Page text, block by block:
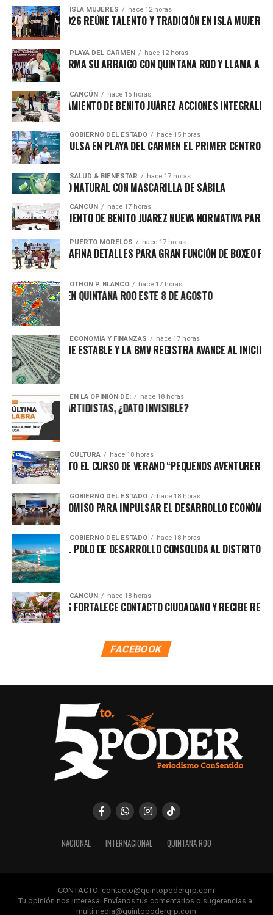
ISLA MUJERES hace 12 horas
ISLEÑO 2026 REÚNE TALENTO Y TRADICIÓN EN ISLA MUJERES
PLAYA DEL CARMEN hace 12 horas
MARÍN REAFIRMA SU ARRAIGO CON QUINTANA ROO Y LLAMA A
CANCÚN hace 15 horas
AYUNTAMIENTO DE BENITO JUÁREZ ACCIONES INTEGRALES
GOBIERNO DEL ESTADO hace 15 horas
LEZAMA IMPULSA EN PLAYA DEL CARMEN EL PRIMER CENTRO
SALUD & BIENESTAR hace 17 horas
NATURAL CON MASCARILLA DE SÁBILA
CANCÚN hace 17 horas
AYUNTAMIENTO DE BENITO JUÁREZ NUEVA NORMATIVA PARA
PUERTO MORELOS hace 17 horas
MORELOS AFINA DETALLES PARA GRAN FUNCIÓN DE BOXEO
OTHON P. BLANCO hace 17 horas
SOFOCANTE EN QUINTANA ROO ESTE 8 DE AGOSTO
ECONOMÍA Y FINANZAS hace 17 horas
SE MANTIENE ESTABLE Y LA BMV REGISTRA AVANCE AL INICIO
EN LA OPINIÓN DE: hace 18 horas
MILITANTES PARTIDISTAS, ¿DATO INVISIBLE?
CULTURA hace 18 horas
CON ÉXITO EL CURSO DE VERANO “PEQUEÑOS
GOBIERNO DEL ESTADO hace 18 horas
FIDEICOMISO PARA IMPULSAR EL DESARROLLO ECONÓMICO
GOBIERNO DEL ESTADO hace 18 horas
DEL POLO DE DESARROLLO CONSOLIDA AL DISTRITO
CANCÚN hace 18 horas
VILLEGAS FORTALECE CONTACTO CIUDADANO Y RECIBE
FACEBOOK
NACIONAL INTERNACIONAL QUINTANA ROO
CONTACTO: contacto@quintopoderqrp.com
Tu opinión nos interesa. Envíanos tus comentarios o sugerencias a:
multimedia@quintopoderqrp.com